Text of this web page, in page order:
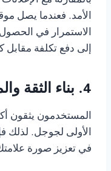
الأمد. فعندما يصل
الاستمرار في
إلى دفع تكلفة مقابل
4. بناء الثقة والمصداقية
المستخدمون يثقون
الأولى لجوجل. لذلك
في تعزيز صورة علامتك